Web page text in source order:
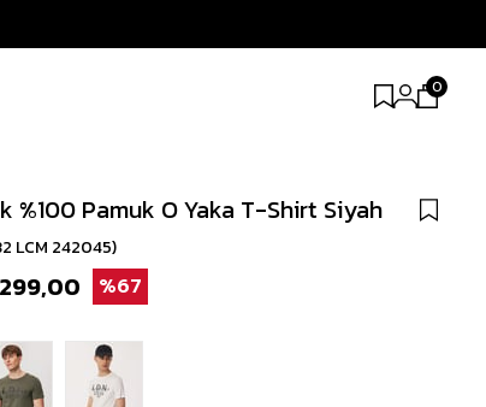
0
%100 Pamuk O Yaka T-Shirt Siyah
LCM 242045)
67